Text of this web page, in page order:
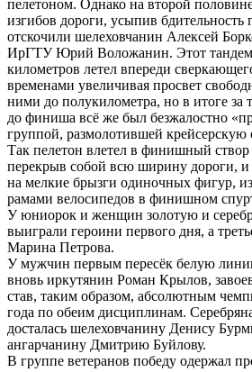
пелетоном. Однако на второй
изгибов дороги, усыпив бдительность
отскочили шелеховчанин Алексей
ИрГТУ Юрий Воложанин. Этот тандем
километров летел впереди
временами увеличивая просвет
ними до полукилометра, но в итоге за
до финиша всё же был безжалостно
группой, размолотившей крейсерскую
Так пелетон влетел в финишный
перекрыв собой всю ширину дороги, и
на мелкие брызги одиночных фигур,
рамами велосипедов в финишном
У юниорок и женщин золотую и
выиграли героини первого дня, а
Марина Петрова.
У мужчин первым пересёк белую
вновь иркутянин Роман Крылов,
став, таким образом, абсолютным
года по обеим дисциплинам.
досталась шелеховчанину Денису
ангарчанину Дмитрию Буйлову.
В группе ветеранов победу одержал